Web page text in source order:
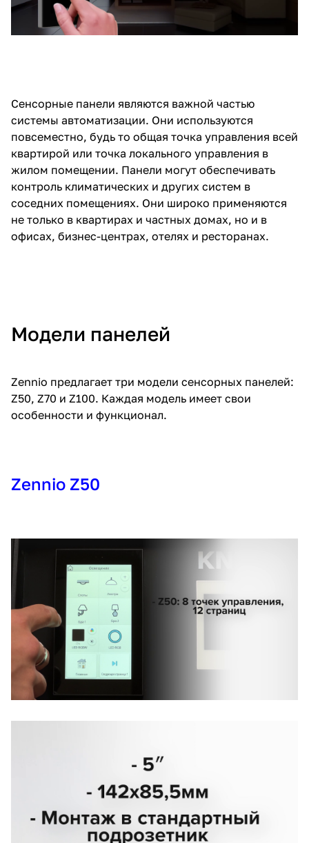
Сенсорные панели являются важной частью
системы автоматизации. Они используются
повсеместно, будь то общая точка управления всей
квартирой или точка локального управления в
жилом помещении. Панели могут обеспечивать
контроль климатических и других систем в
соседних помещениях. Они широко применяются
не только в квартирах и частных домах, но и в
офисах, бизнес-центрах, отелях и ресторанах.
Модели панелей
Zennio предлагает три модели сенсорных панелей:
Z50, Z70 и Z100. Каждая модель имеет свои
особенности и функционал.
Zennio Z50